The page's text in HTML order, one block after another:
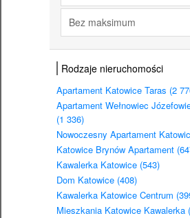
Bez maksimum
Rodzaje nieruchomości
Apartament Katowice Taras (2
Apartament Wełnowiec
(1 336)
Nowoczesny Apartament
Katowice Brynów Apartament
Kawalerka Katowice (543)
Dom Katowice (408)
Kawalerka Katowice Centrum
Mieszkania Katowice Kawalerka